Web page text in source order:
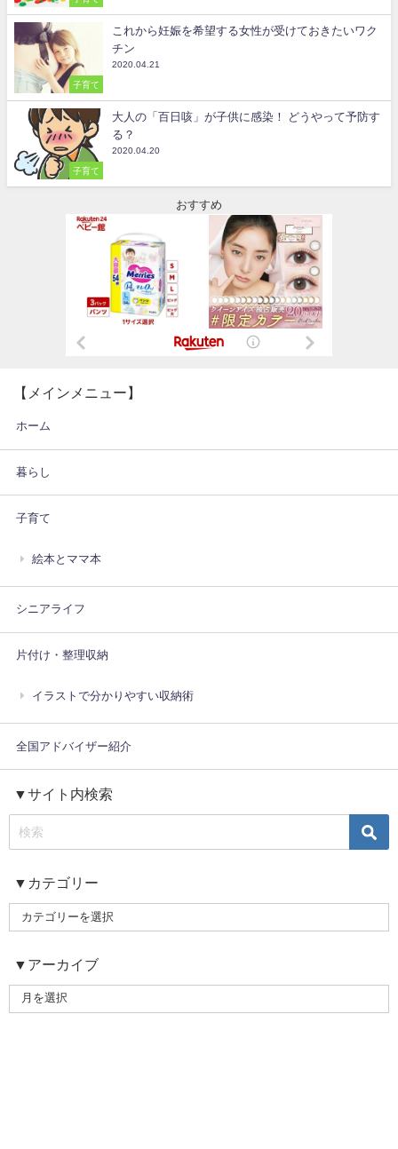
子育て
これから妊娠を希望する女性が受けておきたいワク
チン
2020.04.21
子育て
大人の「百日咳」が子供に感染！ どうやって予防す
る？
2020.04.20
おすすめ
【メインメニュー】
ホーム
暮らし
子育て
絵本とママ本
シニアライフ
片付け・整理収納
イラストで分かりやすい収納術
全国アドバイザー紹介
▼サイト内検索
▼カテゴリー
▼アーカイブ